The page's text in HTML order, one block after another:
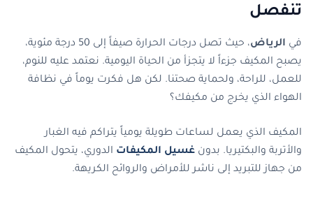
تنفصل
في الرياض
، حيث تصل درجات الحرارة صيفاً إلى 50 درجة مئوية،
يصبح المكيف جزءاً لا يتجزأ من الحياة اليومية. نعتمد عليه للنوم،
للعمل، للراحة، ولحماية صحتنا. لكن هل فكرت يوماً في نظافة
الهواء الذي يخرج من مكيفك؟
المكيف الذي يعمل لساعات طويلة يومياً يتراكم فيه الغبار
والأتربة والبكتيريا. بدون غسيل المكيفات الدوري، يتحول المكيف
من جهاز للتبريد إلى ناشر للأمراض والروائح الكريهة.